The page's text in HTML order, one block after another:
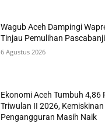
Wagub Aceh Dampingi
Tinjau Pemulihan
6 Agustus 2026
Ekonomi Aceh Tumbuh 4,86
Triwulan II 2026,
Pengangguran Masih Naik